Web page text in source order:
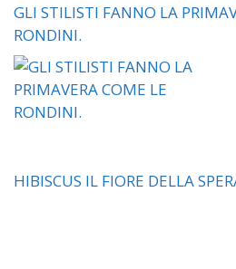
GLI STILISTI FANNO LA
RONDINI.
HIBISCUS IL FIORE DELLA